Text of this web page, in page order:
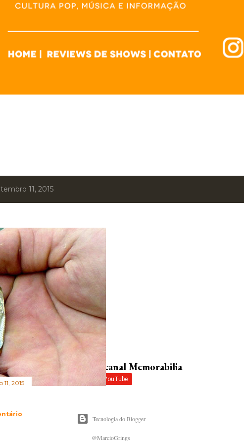
11, 2015
11, 2015
Inscreva-se no canal Memorabilia
Tecnologia do Blogger
@MarcioGrings